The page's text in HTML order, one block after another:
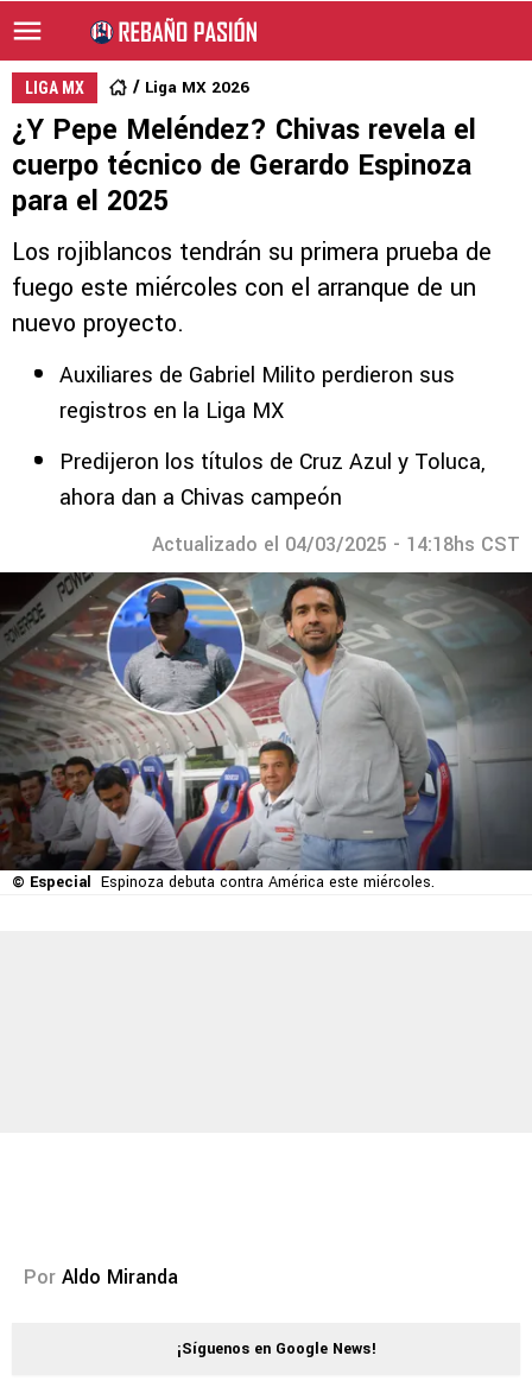
LIGA MX Liga MX 2026
¿Y Pepe Meléndez? Chivas revela el
cuerpo técnico de Gerardo Espinoza
para el 2025
Los rojiblancos tendrán su primera prueba de
fuego este miércoles con el arranque de un
nuevo proyecto.
Auxiliares de Gabriel Milito perdieron sus
registros en la Liga MX
Predijeron los títulos de Cruz Azul y Toluca,
ahora dan a Chivas campeón
Actualizado el 04/03/2025 - 14:18hs CST
© Especial Espinoza debuta contra América este miércoles.
Por Aldo Miranda
¡Síguenos en Google News!